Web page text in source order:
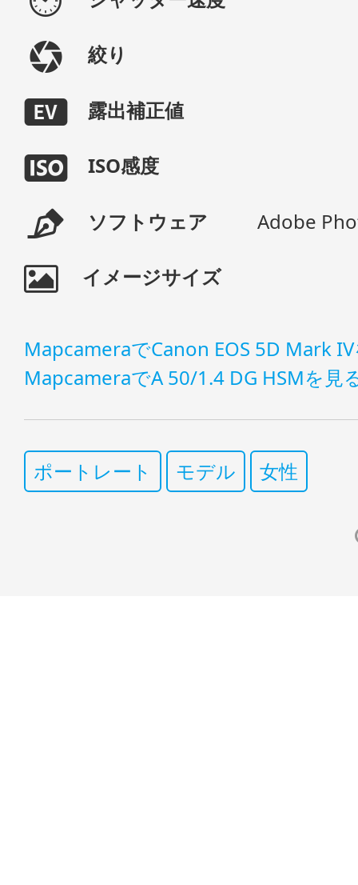
絞り
露出補正値
ISO感度
ソフトウェア Adobe
イメージサイズ
MapcameraでCanon EOS 5D Mark
MapcameraでA 50/1.4 DG HSMを見
ポートレート モデル 女性